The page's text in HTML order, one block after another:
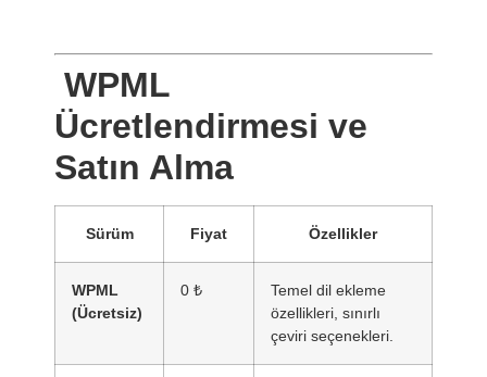
WPML
Ücretlendirmesi ve
Satın Alma
Sürüm Fiyat Özellikler
WPML
(Ücretsiz)
0 ₺
Temel dil ekleme
özellikleri, sınırlı
çeviri seçenekleri.